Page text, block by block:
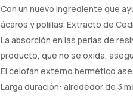
Con un nuevo ingrediente que
ácaros y polillas. Extracto de
La absorción en las perlas de
producto, que no se oxida,
El celofán externo hermético
Larga duración: alrededor de 3